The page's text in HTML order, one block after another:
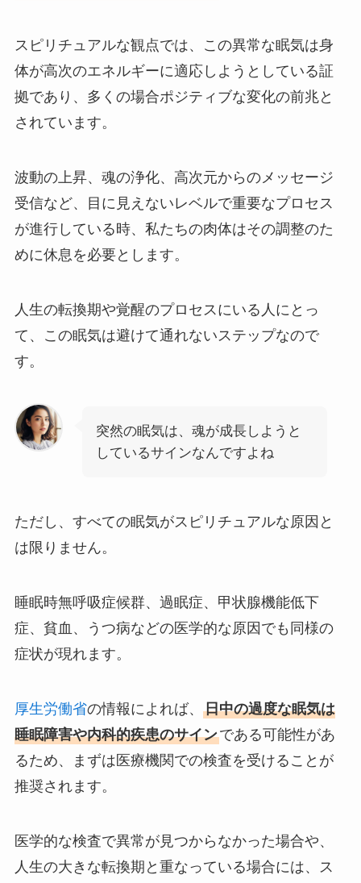
スピリチュアルな観点では、この異常な眠気は身
体が高次のエネルギーに適応しようとしている証
拠であり、多くの場合ポジティブな変化の前兆と
されています。
波動の上昇、魂の浄化、高次元からのメッセージ
受信など、目に見えないレベルで重要なプロセス
が進行している時、私たちの肉体はその調整のた
めに休息を必要とします。
人生の転換期や覚醒のプロセスにいる人にとっ
て、この眠気は避けて通れないステップなので
す。
突然の眠気は、魂が成長しようと
しているサインなんですよね
ただし、すべての眠気がスピリチュアルな原因と
は限りません。
睡眠時無呼吸症候群、過眠症、甲状腺機能低下
症、貧血、うつ病などの医学的な原因でも同様の
症状が現れます。
厚生労働省の情報によれば、 日中の過度な眠気は
睡眠障害や内科的疾患のサインである可能性があ
るため、まずは医療機関での検査を受けることが
推奨されます。
医学的な検査で異常が見つからなかった場合や、
人生の大きな転換期と重なっている場合には、ス